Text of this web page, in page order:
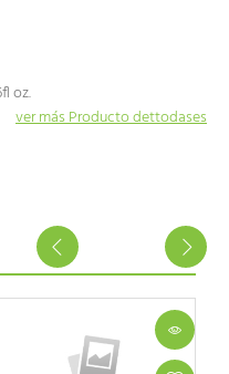
oz.
ver más Producto dettodases